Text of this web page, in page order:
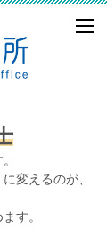
変えるのが、
す。